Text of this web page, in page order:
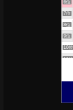
6位
7位
8位
9位
10位
11位
13位
15位